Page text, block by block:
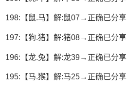
198:【鼠.马】解:鼠07→正确已分享
197:【狗.猪】解:猪08→正确已分享
196:【龙.兔】解:龙39→正确已分享
195:【马.猴】解:马25→正确已分享